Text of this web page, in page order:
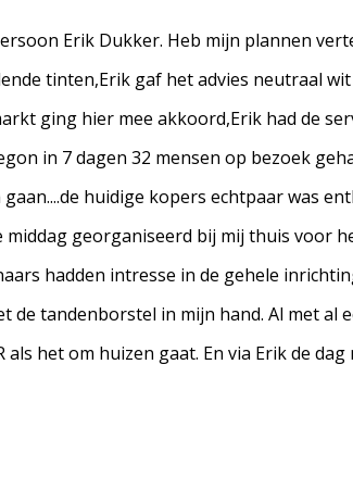
Erik Dukker. Heb mijn plannen
tinten,Erik gaf het advies neutraal
ging hier mee akkoord,Erik had de
in 7 dagen 32 mensen op bezoek
huidige kopers echtpaar was
georganiseerd bij mij thuis voor
hadden intresse in de gehele
tandenborstel in mijn hand. Al met al
het om huizen gaat. En via Erik de